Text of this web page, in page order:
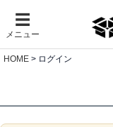
☰
メニュー
HOME ログイン